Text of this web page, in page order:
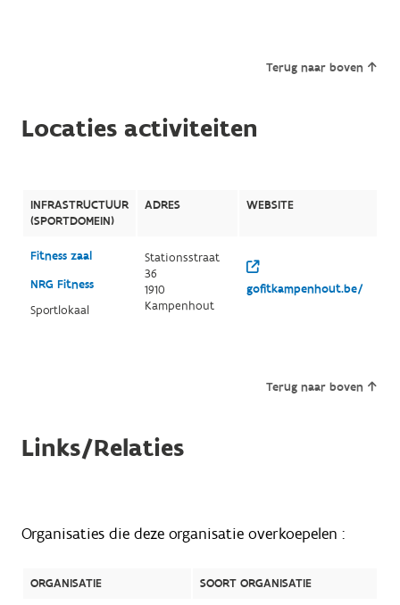
Terug naar boven
Locaties activiteiten
INFRASTRUCTUUR
(SPORTDOMEIN)
ADRES WEBSITE
Fitness zaal
NRG Fitness
Sportlokaal
Stationsstraat
36
1910
Kampenhout
gofitkampenhout.be/
Terug naar boven
Links/Relaties
Organisaties die deze organisatie overkoepelen :
ORGANISATIE SOORT ORGANISATIE